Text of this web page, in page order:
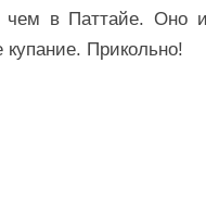
чем в Паттайе. Оно
Прикольно!